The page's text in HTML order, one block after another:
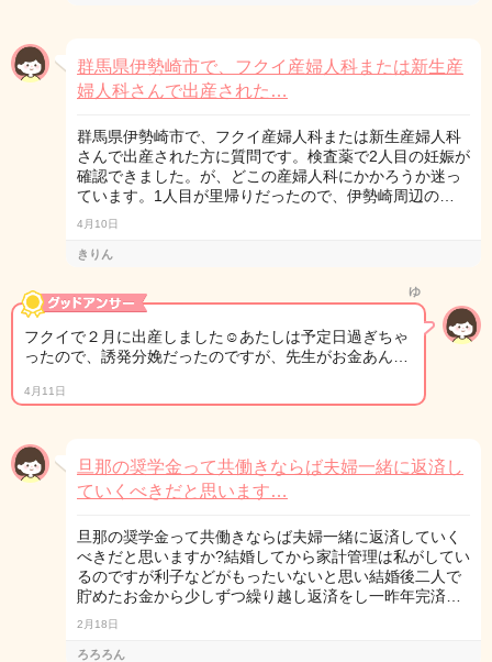
群馬県伊勢崎市で、フクイ産婦人科または新生産
婦人科さんで出産された…
群馬県伊勢崎市で、フクイ産婦人科または新生産婦人科
さんで出産された方に質問です。検査薬で2人目の妊娠が
確認できました。が、どこの産婦人科にかかろうか迷っ
ています。1人目が里帰りだったので、伊勢崎周辺の…
4月10日
きりん
ゆ
フクイで２月に出産しました☺️あたしは予定日過ぎちゃ
ったので、誘発分娩だったのですが、先生がお金あん…
4月11日
旦那の奨学金って共働きならば夫婦一緒に返済し
ていくべきだと思います…
旦那の奨学金って共働きならば夫婦一緒に返済していく
べきだと思いますか?結婚してから家計管理は私がしてい
るのですが利子などがもったいないと思い結婚後二人で
貯めたお金から少しずつ繰り越し返済をし一昨年完済…
2月18日
ろろろん